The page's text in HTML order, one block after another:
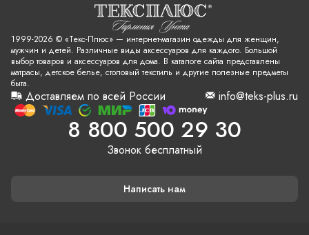
1999-2026 © «Текс-Плюс» — интернет-магазин одежды для женщин,
мужчин и детей. Различные виды аксессуаров для каждого. Большой
выбор товаров и аксессуаров для дома. В каталоге сайта представлены
матрасы, детское белье, столовый текстиль и другие полезные предметы
быта.
Доставляем по всей России info@teks-plus.ru
8 800 500 29 30
Звонок бесплатный
Написать нам